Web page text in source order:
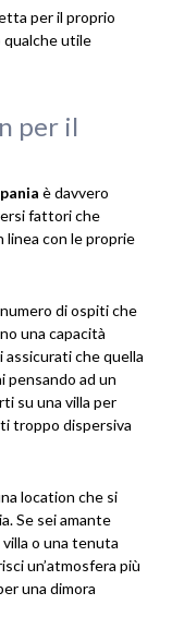
per il proprio
utile
per il
è davvero
fattori che
linea con le proprie
di ospiti che
una capacità
che quella
pensando ad un
su una villa per
troppo dispersiva
location che si
Se sei amante
o una tenuta
un’atmosfera più
una dimora